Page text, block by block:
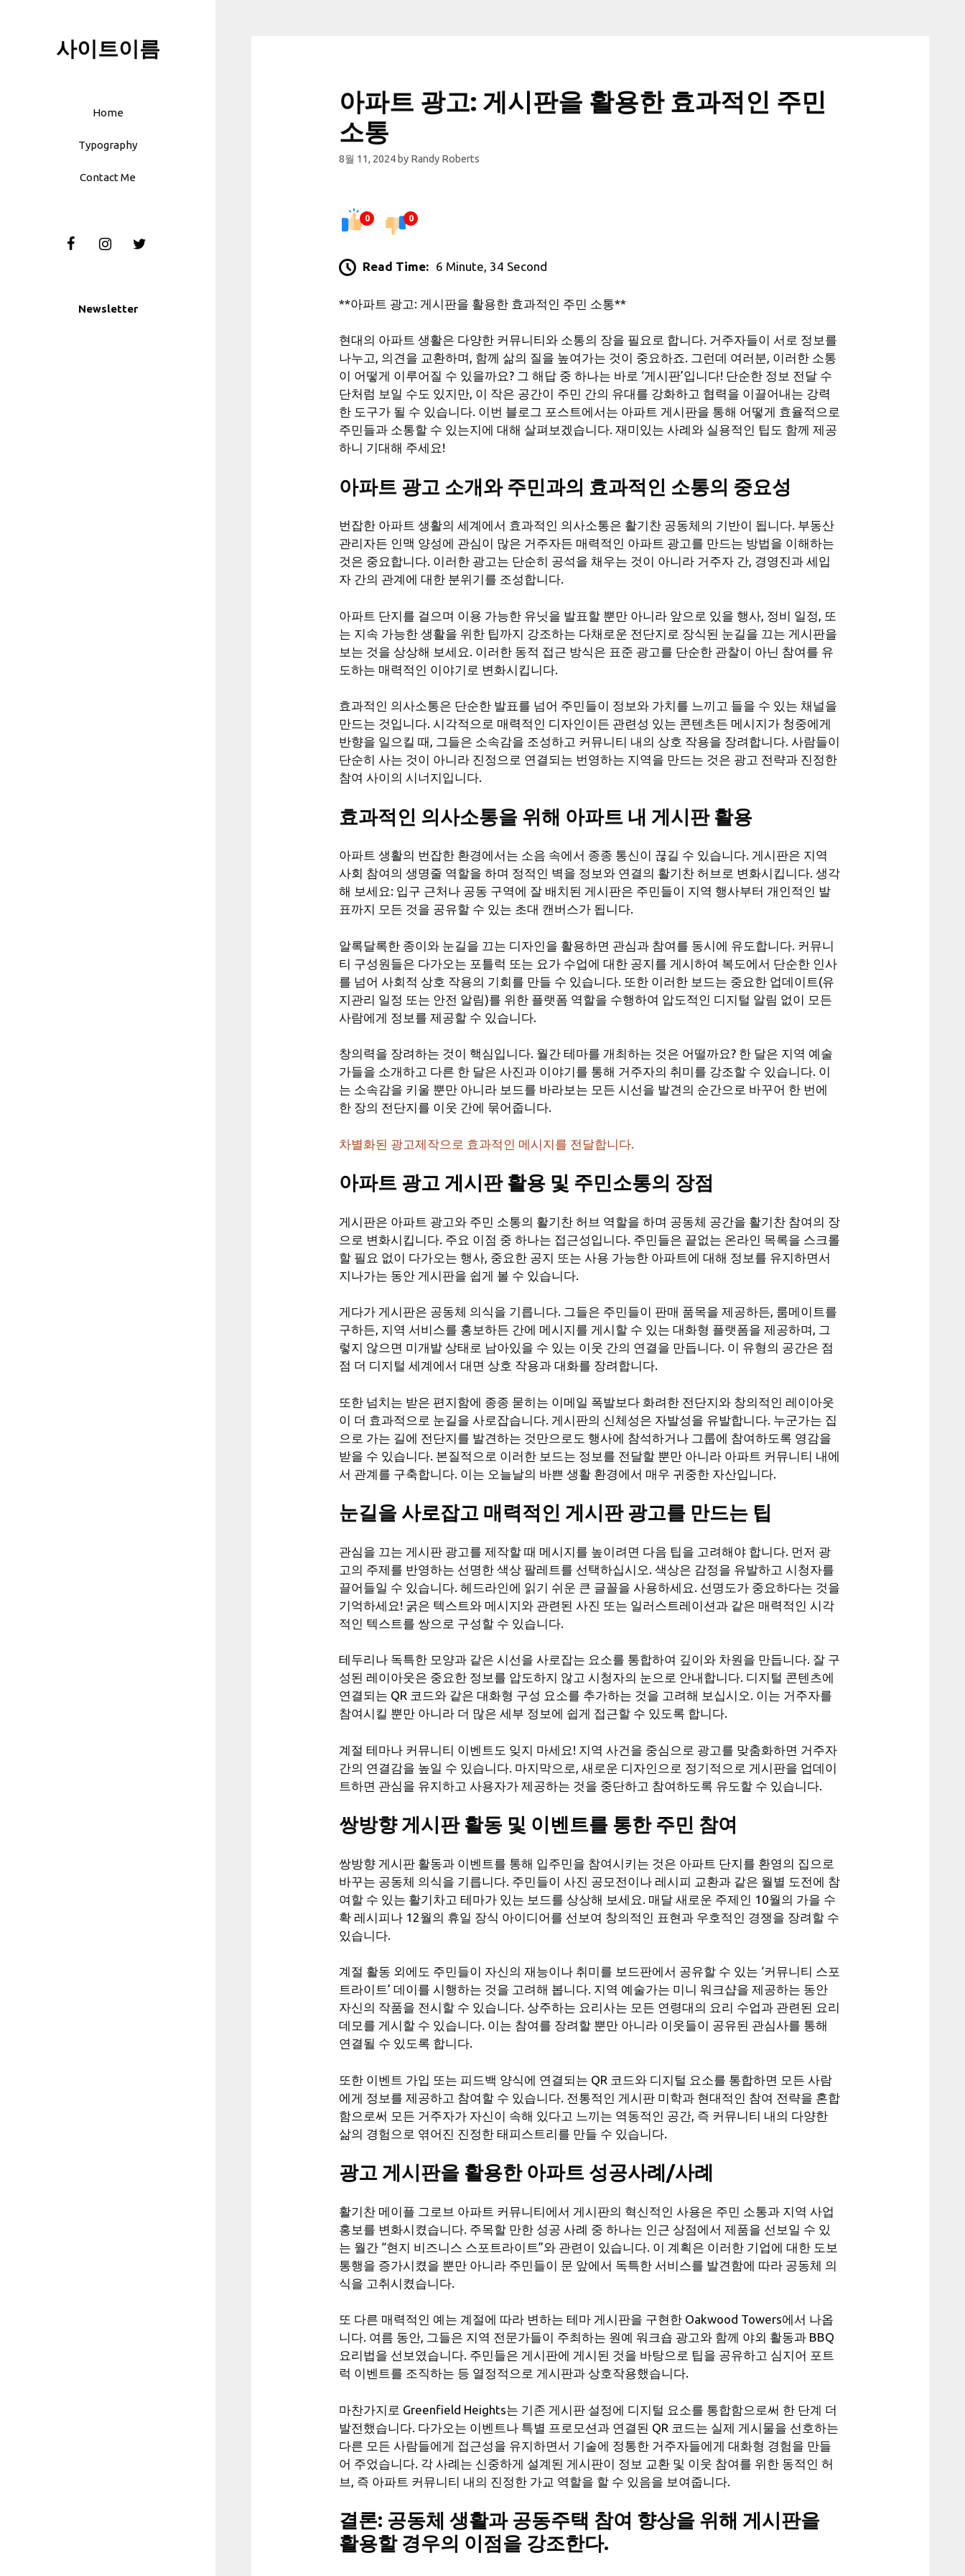
사이트이름
Home
Typography
Contact Me
Newsletter
아파트 광고: 게시판을 활용한 효과적인 주민
소통
8월 11, 2024 by Randy Roberts
0 0
Read Time: 6 Minute, 34 Second
**아파트 광고: 게시판을 활용한 효과적인 주민 소통**
현대의 아파트 생활은 다양한 커뮤니티와 소통의 장을 필요로 합니다. 거주자들이 서로 정보를
나누고, 의견을 교환하며, 함께 삶의 질을 높여가는 것이 중요하죠. 그런데 여러분, 이러한 소통
이 어떻게 이루어질 수 있을까요? 그 해답 중 하나는 바로 ‘게시판’입니다! 단순한 정보 전달 수
단처럼 보일 수도 있지만, 이 작은 공간이 주민 간의 유대를 강화하고 협력을 이끌어내는 강력
한 도구가 될 수 있습니다. 이번 블로그 포스트에서는 아파트 게시판을 통해 어떻게 효율적으로
주민들과 소통할 수 있는지에 대해 살펴보겠습니다. 재미있는 사례와 실용적인 팁도 함께 제공
하니 기대해 주세요!
아파트 광고 소개와 주민과의 효과적인 소통의 중요성
번잡한 아파트 생활의 세계에서 효과적인 의사소통은 활기찬 공동체의 기반이 됩니다. 부동산
관리자든 인맥 양성에 관심이 많은 거주자든 매력적인 아파트 광고를 만드는 방법을 이해하는
것은 중요합니다. 이러한 광고는 단순히 공석을 채우는 것이 아니라 거주자 간, 경영진과 세입
자 간의 관계에 대한 분위기를 조성합니다.
아파트 단지를 걸으며 이용 가능한 유닛을 발표할 뿐만 아니라 앞으로 있을 행사, 정비 일정, 또
는 지속 가능한 생활을 위한 팁까지 강조하는 다채로운 전단지로 장식된 눈길을 끄는 게시판을
보는 것을 상상해 보세요. 이러한 동적 접근 방식은 표준 광고를 단순한 관찰이 아닌 참여를 유
도하는 매력적인 이야기로 변화시킵니다.
효과적인 의사소통은 단순한 발표를 넘어 주민들이 정보와 가치를 느끼고 들을 수 있는 채널을
만드는 것입니다. 시각적으로 매력적인 디자인이든 관련성 있는 콘텐츠든 메시지가 청중에게
반향을 일으킬 때, 그들은 소속감을 조성하고 커뮤니티 내의 상호 작용을 장려합니다. 사람들이
단순히 사는 것이 아니라 진정으로 연결되는 번영하는 지역을 만드는 것은 광고 전략과 진정한
참여 사이의 시너지입니다.
효과적인 의사소통을 위해 아파트 내 게시판 활용
아파트 생활의 번잡한 환경에서는 소음 속에서 종종 통신이 끊길 수 있습니다. 게시판은 지역
사회 참여의 생명줄 역할을 하며 정적인 벽을 정보와 연결의 활기찬 허브로 변화시킵니다. 생각
해 보세요: 입구 근처나 공동 구역에 잘 배치된 게시판은 주민들이 지역 행사부터 개인적인 발
표까지 모든 것을 공유할 수 있는 초대 캔버스가 됩니다.
알록달록한 종이와 눈길을 끄는 디자인을 활용하면 관심과 참여를 동시에 유도합니다. 커뮤니
티 구성원들은 다가오는 포틀럭 또는 요가 수업에 대한 공지를 게시하여 복도에서 단순한 인사
를 넘어 사회적 상호 작용의 기회를 만들 수 있습니다. 또한 이러한 보드는 중요한 업데이트(유
지관리 일정 또는 안전 알림)를 위한 플랫폼 역할을 수행하여 압도적인 디지털 알림 없이 모든
사람에게 정보를 제공할 수 있습니다.
창의력을 장려하는 것이 핵심입니다. 월간 테마를 개최하는 것은 어떨까요? 한 달은 지역 예술
가들을 소개하고 다른 한 달은 사진과 이야기를 통해 거주자의 취미를 강조할 수 있습니다. 이
는 소속감을 키울 뿐만 아니라 보드를 바라보는 모든 시선을 발견의 순간으로 바꾸어 한 번에
한 장의 전단지를 이웃 간에 묶어줍니다.
차별화된 광고제작으로 효과적인 메시지를 전달합니다.
아파트 광고 게시판 활용 및 주민소통의 장점
게시판은 아파트 광고와 주민 소통의 활기찬 허브 역할을 하며 공동체 공간을 활기찬 참여의 장
으로 변화시킵니다. 주요 이점 중 하나는 접근성입니다. 주민들은 끝없는 온라인 목록을 스크롤
할 필요 없이 다가오는 행사, 중요한 공지 또는 사용 가능한 아파트에 대해 정보를 유지하면서
지나가는 동안 게시판을 쉽게 볼 수 있습니다.
게다가 게시판은 공동체 의식을 기릅니다. 그들은 주민들이 판매 품목을 제공하든, 룸메이트를
구하든, 지역 서비스를 홍보하든 간에 메시지를 게시할 수 있는 대화형 플랫폼을 제공하며, 그
렇지 않으면 미개발 상태로 남아있을 수 있는 이웃 간의 연결을 만듭니다. 이 유형의 공간은 점
점 더 디지털 세계에서 대면 상호 작용과 대화를 장려합니다.
또한 넘치는 받은 편지함에 종종 묻히는 이메일 폭발보다 화려한 전단지와 창의적인 레이아웃
이 더 효과적으로 눈길을 사로잡습니다. 게시판의 신체성은 자발성을 유발합니다. 누군가는 집
으로 가는 길에 전단지를 발견하는 것만으로도 행사에 참석하거나 그룹에 참여하도록 영감을
받을 수 있습니다. 본질적으로 이러한 보드는 정보를 전달할 뿐만 아니라 아파트 커뮤니티 내에
서 관계를 구축합니다. 이는 오늘날의 바쁜 생활 환경에서 매우 귀중한 자산입니다.
눈길을 사로잡고 매력적인 게시판 광고를 만드는 팁
관심을 끄는 게시판 광고를 제작할 때 메시지를 높이려면 다음 팁을 고려해야 합니다. 먼저 광
고의 주제를 반영하는 선명한 색상 팔레트를 선택하십시오. 색상은 감정을 유발하고 시청자를
끌어들일 수 있습니다. 헤드라인에 읽기 쉬운 큰 글꼴을 사용하세요. 선명도가 중요하다는 것을
기억하세요! 굵은 텍스트와 메시지와 관련된 사진 또는 일러스트레이션과 같은 매력적인 시각
적인 텍스트를 쌍으로 구성할 수 있습니다.
테두리나 독특한 모양과 같은 시선을 사로잡는 요소를 통합하여 깊이와 차원을 만듭니다. 잘 구
성된 레이아웃은 중요한 정보를 압도하지 않고 시청자의 눈으로 안내합니다. 디지털 콘텐츠에
연결되는 QR 코드와 같은 대화형 구성 요소를 추가하는 것을 고려해 보십시오. 이는 거주자를
참여시킬 뿐만 아니라 더 많은 세부 정보에 쉽게 접근할 수 있도록 합니다.
계절 테마나 커뮤니티 이벤트도 잊지 마세요! 지역 사건을 중심으로 광고를 맞춤화하면 거주자
간의 연결감을 높일 수 있습니다. 마지막으로, 새로운 디자인으로 정기적으로 게시판을 업데이
트하면 관심을 유지하고 사용자가 제공하는 것을 중단하고 참여하도록 유도할 수 있습니다.
쌍방향 게시판 활동 및 이벤트를 통한 주민 참여
쌍방향 게시판 활동과 이벤트를 통해 입주민을 참여시키는 것은 아파트 단지를 환영의 집으로
바꾸는 공동체 의식을 기릅니다. 주민들이 사진 공모전이나 레시피 교환과 같은 월별 도전에 참
여할 수 있는 활기차고 테마가 있는 보드를 상상해 보세요. 매달 새로운 주제인 10월의 가을 수
확 레시피나 12월의 휴일 장식 아이디어를 선보여 창의적인 표현과 우호적인 경쟁을 장려할 수
있습니다.
계절 활동 외에도 주민들이 자신의 재능이나 취미를 보드판에서 공유할 수 있는 ‘커뮤니티 스포
트라이트’ 데이를 시행하는 것을 고려해 봅니다. 지역 예술가는 미니 워크샵을 제공하는 동안
자신의 작품을 전시할 수 있습니다. 상주하는 요리사는 모든 연령대의 요리 수업과 관련된 요리
데모를 게시할 수 있습니다. 이는 참여를 장려할 뿐만 아니라 이웃들이 공유된 관심사를 통해
연결될 수 있도록 합니다.
또한 이벤트 가입 또는 피드백 양식에 연결되는 QR 코드와 디지털 요소를 통합하면 모든 사람
에게 정보를 제공하고 참여할 수 있습니다. 전통적인 게시판 미학과 현대적인 참여 전략을 혼합
함으로써 모든 거주자가 자신이 속해 있다고 느끼는 역동적인 공간, 즉 커뮤니티 내의 다양한
삶의 경험으로 엮어진 진정한 태피스트리를 만들 수 있습니다.
광고 게시판을 활용한 아파트 성공사례/사례
활기찬 메이플 그로브 아파트 커뮤니티에서 게시판의 혁신적인 사용은 주민 소통과 지역 사업
홍보를 변화시켰습니다. 주목할 만한 성공 사례 중 하나는 인근 상점에서 제품을 선보일 수 있
는 월간 “현지 비즈니스 스포트라이트”와 관련이 있습니다. 이 계획은 이러한 기업에 대한 도보
통행을 증가시켰을 뿐만 아니라 주민들이 문 앞에서 독특한 서비스를 발견함에 따라 공동체 의
식을 고취시켰습니다.
또 다른 매력적인 예는 계절에 따라 변하는 테마 게시판을 구현한 Oakwood Towers에서 나옵
니다. 여름 동안, 그들은 지역 전문가들이 주최하는 원예 워크숍 광고와 함께 야외 활동과 BBQ
요리법을 선보였습니다. 주민들은 게시판에 게시된 것을 바탕으로 팁을 공유하고 심지어 포트
럭 이벤트를 조직하는 등 열정적으로 게시판과 상호작용했습니다.
마찬가지로 Greenfield Heights는 기존 게시판 설정에 디지털 요소를 통합함으로써 한 단계 더
발전했습니다. 다가오는 이벤트나 특별 프로모션과 연결된 QR 코드는 실제 게시물을 선호하는
다른 모든 사람들에게 접근성을 유지하면서 기술에 정통한 거주자들에게 대화형 경험을 만들
어 주었습니다. 각 사례는 신중하게 설계된 게시판이 정보 교환 및 이웃 참여를 위한 동적인 허
브, 즉 아파트 커뮤니티 내의 진정한 가교 역할을 할 수 있음을 보여줍니다.
결론: 공동체 생활과 공동주택 참여 향상을 위해 게시판을
활용할 경우의 이점을 강조한다.